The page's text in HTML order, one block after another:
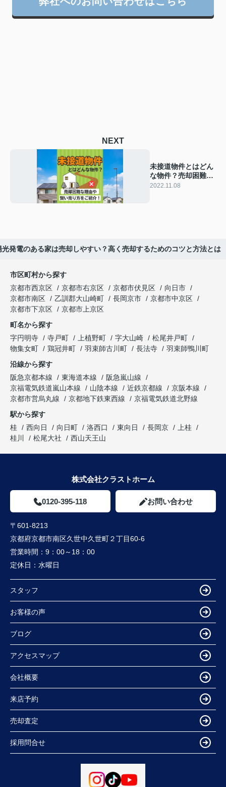
NEXT
未接道物件とはどん
な物件？売却困難な
理由や賢い売り方を
2022.11.08
光発電のある家は売却しやすい？高く売却するためのコツと方法とは
市区町村から探す
京都市西京区
京都市右京区 京都市伏見区
向日市
京都市南区
乙訓郡大山崎町 長岡京市
京都市中京区
京都市下京区
京都市上京区
町名から探す
字円明寺
寺戸町 上植野町 字大山崎
松尾井戸町
物集女町
鶏冠井町 羽束師古川町 長法寺
羽束師鴨川町
沿線から探す
阪急京都本線
東海道本線
阪急嵐山線
京福電気鉄道嵐山本線
山陰本線 近鉄京都線
京阪本線
京都市営烏丸線
京都地下鉄東西線
京福電気鉄道北野線
駅から探す
桂
西向日 向日町 洛西口 東向日 長岡京
上桂
桂川
松尾大社 西山天王山
株式会社クラストホーム
0120-395-118 お問い合わせ
〒601-8213
京都府京都市南区久世中久世町２丁目60-6
営業時間： 9：00～18：00
定休日： 水曜日
スタッフ
お客様の声
ブログ
アクセスマップ
会社概要
来店予約
売却査定
採用問合せ